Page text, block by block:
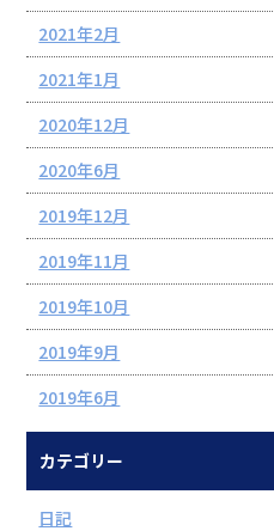
2021年2月
2021年1月
2020年12月
2020年6月
2019年12月
2019年11月
2019年10月
2019年9月
2019年6月
カテゴリー
日記